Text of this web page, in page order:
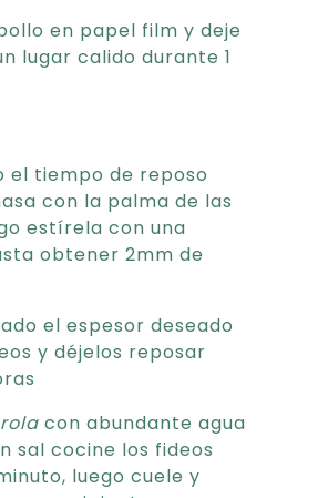
en papel film y deje
lugar calido durante 1
el tiempo de reposo
con la palma de las
estírela con una
obtener 2mm de
el espesor deseado
y déjelos reposar
con abundante agua
sal cocine los fideos
luego cuele y